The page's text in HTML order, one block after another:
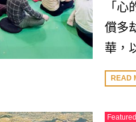
「
償多
華，
READ
Featured